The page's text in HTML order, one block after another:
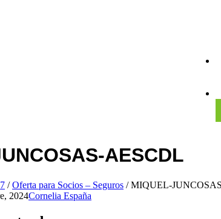
AESCDL
7 / Oferta para Socios – Seguros / MIQUEL-
2024Cornelia España